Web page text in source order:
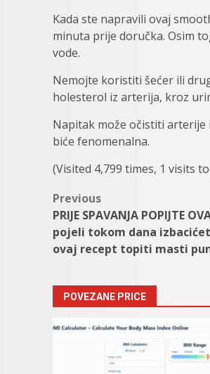
Kada ste napravili ovaj
minuta prije doručka. Osim
vode.
Nemojte koristiti šećer ili
holesterol iz arterija, kroz
Napitak može očistiti arterije
biće fenomenalna.
(Visited 4,799 times, 1 visits
Post
navigation
Previous
PRIJE SPAVANJA POPIJTE
pojeli tokom dana
ovaj recept topiti masti
POVEZANE PRICE